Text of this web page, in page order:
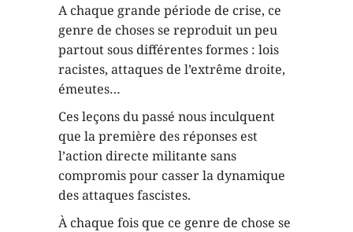
A chaque grande période de crise, ce
genre de choses se reproduit un peu
partout sous différentes formes : lois
racistes, attaques de l’extrême droite,
émeutes…
Ces leçons du passé nous inculquent
que la première des réponses est
l’action directe militante sans
compromis pour casser la dynamique
des attaques fascistes.
À chaque fois que ce genre de chose se